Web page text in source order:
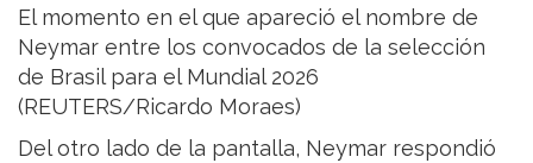
El momento en el que apareció el nombre de
Neymar entre los convocados de la selección
de Brasil para el Mundial 2026
(REUTERS/Ricardo Moraes)
Del otro lado de la pantalla, Neymar respondió